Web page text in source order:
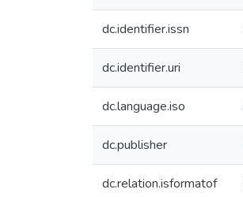
dc.identifier.issn
dc.identifier.uri
dc.language.iso
dc.publisher
dc.relation.isformatof